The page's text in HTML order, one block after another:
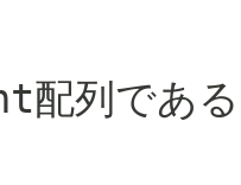
配列であ